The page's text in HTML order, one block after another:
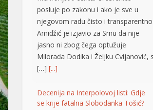
jasno ni zbog čega optužuje
Milorada Dodika i Željku Cvijanović, s
[…][...]
Decenija na Interpolovoj listi: Gdje
se krije fatalna Slobodanka Tošić?
deset godina na
Interpolovoj crvenoj listi